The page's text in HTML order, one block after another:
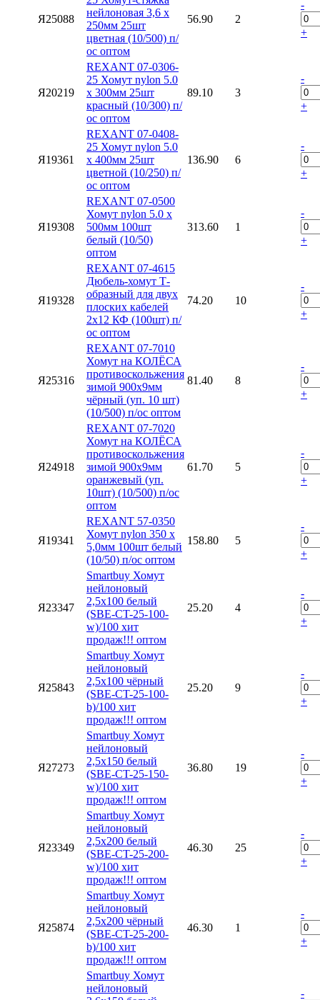
Я25088
нeйлонoвая 3,6 х
250мм 25шт
цветная (10/500) п/
ос оптом
56.90 2
-
+
Я20219
REXANT 07-0306-
25 Хомут nylon 5.0
х 300мм 25шт
красный (10/300) п/
ос оптом
89.10 3
-
+
Я19361
REXANT 07-0408-
25 Хомут nylon 5.0
х 400мм 25шт
цветной (10/250) п/
ос оптом
136.90 6
-
+
Я19308
REXANT 07-0500
Хомут nylon 5.0 х
500мм 100шт
белый (10/50)
оптом
313.60 1
-
+
Я19328
REXANT 07-4615
Дюбель-хомут Т-
образный для двух
плоских кабелей
2х12 КФ (100шт) п/
ос оптом
74.20 10
-
+
Я25316
REXANT 07-7010
Хомут на КОЛЁСА
противоскольжения
зимой 900x9мм
чёрный (уп. 10 шт)
(10/500) п/ос оптом
81.40 8
-
+
Я24918
REXANT 07-7020
Хомут на КОЛЁСА
противоскольжения
зимой 900x9мм
оранжевый (уп.
10шт) (10/500) п/ос
оптом
61.70 5
-
+
Я19341
REXANT 57-0350
Хомут nylon 350 х
5,0мм 100шт белый
(10/50) п/ос оптом
158.80 5
-
+
Я23347
Smartbuy Хомут
нейлоновый
2,5х100 белый
(SBE-CT-25-100-
w)/100 хит
продаж!!! оптом
25.20 4
-
+
Я25843
Smartbuy Хомут
нейлоновый
2,5х100 чёрный
(SBE-CT-25-100-
b)/100 хит
продаж!!! оптом
25.20 9
-
+
Я27273
Smartbuy Хомут
нейлоновый
2,5х150 белый
(SBE-CT-25-150-
w)/100 хит
продаж!!! оптом
36.80 19
-
+
Я23349
Smartbuy Хомут
нейлоновый
2,5х200 белый
(SBE-CT-25-200-
w)/100 хит
продаж!!! оптом
46.30 25
-
+
Я25874
Smartbuy Хомут
нейлоновый
2,5х200 чёрный
(SBE-CT-25-200-
b)/100 хит
продаж!!! оптом
46.30 1
-
+
Smartbuy Хомут
нейлоновый
-